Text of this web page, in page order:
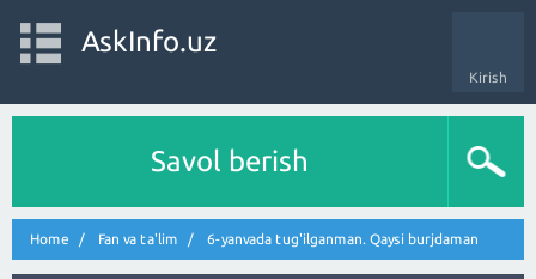
Kirish
AskInfo.uz
Savol berish
Home Fan va ta'lim 6-yanvada tug'ilganman. Qaysi burjdaman